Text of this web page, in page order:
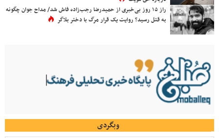
راز ۱۵ روز بی‌خبری از حمیدرضا رجب‌زاده فاش شد/ مداح جوان چگونه
به قتل رسید؟ روایت یک قرار مرگ با دختر بلاگر
وبگردی